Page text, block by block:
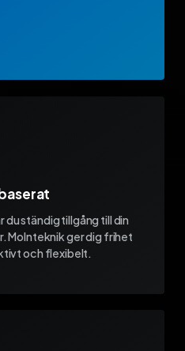
du ständig tillgång till din
Molnteknik ger dig frihet
och flexibelt.